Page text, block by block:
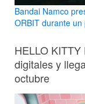
Bandai Namco
ORBIT durante
HELLO
digitales y
octubre